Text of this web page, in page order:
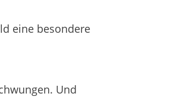
eine besondere
Und